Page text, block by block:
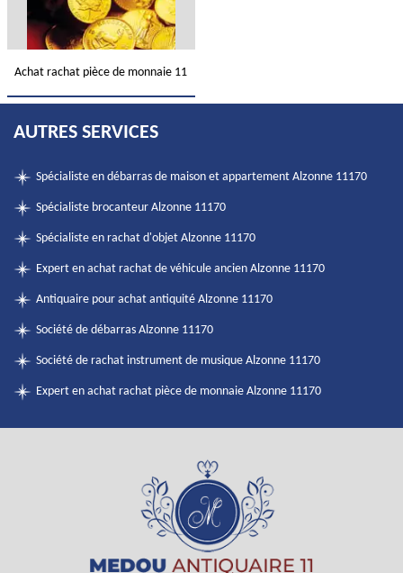
Achat rachat pièce de monnaie 11
AUTRES SERVICES
Spécialiste en débarras de maison et appartement Alzonne 11170
Spécialiste brocanteur Alzonne 11170
Spécialiste en rachat d'objet Alzonne 11170
Expert en achat rachat de véhicule ancien Alzonne 11170
Antiquaire pour achat antiquité Alzonne 11170
Société de débarras Alzonne 11170
Société de rachat instrument de musique Alzonne 11170
Expert en achat rachat pièce de monnaie Alzonne 11170